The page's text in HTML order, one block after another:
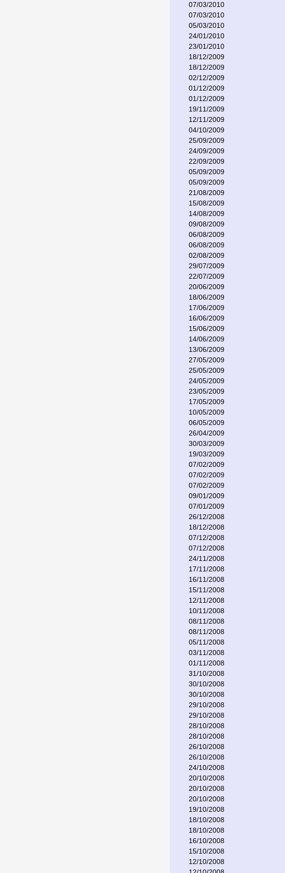
07/03/2010
07/03/2010
05/03/2010
24/01/2010
23/01/2010
18/12/2009
18/12/2009
02/12/2009
01/12/2009
01/12/2009
19/11/2009
12/11/2009
04/10/2009
25/09/2009
24/09/2009
22/09/2009
05/09/2009
05/09/2009
21/08/2009
15/08/2009
14/08/2009
09/08/2009
06/08/2009
06/08/2009
02/08/2009
29/07/2009
22/07/2009
20/06/2009
18/06/2009
17/06/2009
16/06/2009
15/06/2009
14/06/2009
13/06/2009
27/05/2009
25/05/2009
24/05/2009
23/05/2009
17/05/2009
10/05/2009
06/05/2009
26/04/2009
30/03/2009
19/03/2009
07/02/2009
07/02/2009
07/02/2009
09/01/2009
07/01/2009
26/12/2008
18/12/2008
07/12/2008
07/12/2008
24/11/2008
17/11/2008
16/11/2008
15/11/2008
12/11/2008
10/11/2008
08/11/2008
08/11/2008
05/11/2008
03/11/2008
01/11/2008
31/10/2008
30/10/2008
30/10/2008
29/10/2008
29/10/2008
28/10/2008
28/10/2008
26/10/2008
26/10/2008
24/10/2008
20/10/2008
20/10/2008
20/10/2008
19/10/2008
18/10/2008
18/10/2008
16/10/2008
15/10/2008
12/10/2008